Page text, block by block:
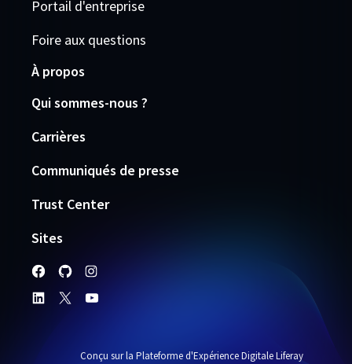
Portail d'entreprise
Foire aux questions
À propos
Qui sommes-nous ?
Carrières
Communiqués de presse
Trust Center
Sites
Conçu sur la Plateforme d'Expérience Digitale Liferay